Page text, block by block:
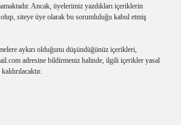
Ancak, üyelerimiz yazdıkları içeriklerin
siteye üye olarak bu sorumluluğu kabul etmiş
aykırı olduğunu düşündüğünüz içerikleri,
adresine bildirmeniz halinde, ilgili içerikler yasal